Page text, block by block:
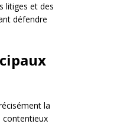
litiges et des
défendre
la
contentieux